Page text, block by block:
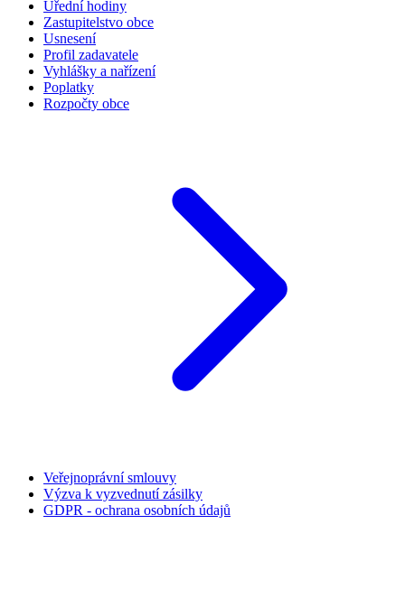
Úřední hodiny
Zastupitelstvo obce
Usnesení
Profil zadavatele
Vyhlášky a nařízení
Poplatky
Rozpočty obce
Veřejnoprávní smlouvy
Výzva k vyzvednutí zásilky
GDPR - ochrana osobních údajů